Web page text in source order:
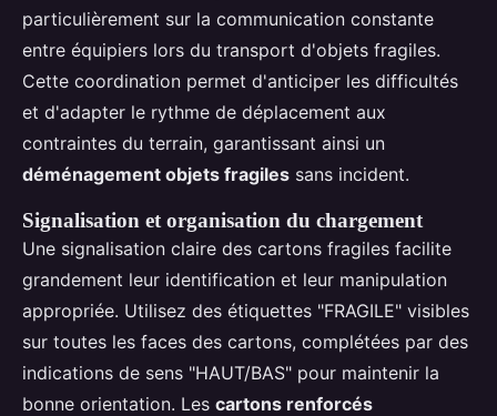
particulièrement sur la communication constante
entre équipiers lors du transport d'objets fragiles.
Cette coordination permet d'anticiper les difficultés
et d'adapter le rythme de déplacement aux
contraintes du terrain, garantissant ainsi un
déménagement objets fragiles sans incident.
Signalisation et organisation du chargement
Une signalisation claire des cartons fragiles facilite
grandement leur identification et leur manipulation
appropriée. Utilisez des étiquettes "FRAGILE" visibles
sur toutes les faces des cartons, complétées par des
indications de sens "HAUT/BAS" pour maintenir la
bonne orientation. Les cartons renforcés